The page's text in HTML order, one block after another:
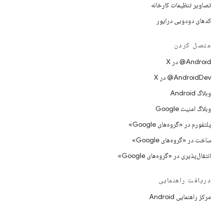
تصاویر تنظیمات کارخانه
کدهای دودویی درایور
متصل کردن
‫‎@Android در X
‫‎@AndroidDev در X
وبلاگ Android
وبلاگ امنیت Google
پلتفورم در «گروه‌های Google»
ساخت در «گروه‌های Google»
انتقال‌پذیری در «گروه‌های Google»
دریافت راهنمایی
مرکز راهنمایی Android